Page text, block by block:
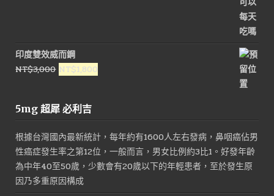
NT$1,800。NT$900。
印度雙效威而鋼
NT$3,000 原
格：
NT$1,800
5mg 超犀 必利吉
根據台灣國內最新統計，每年約有1600人左右發病，鼻咽癌佔男
性癌症發生率之第12位，一般而言，男女比例約3比1。好發年齡
為中年40至50歲，少數會有20歲以下的年輕患者，至於發生原
因乃多重原因構成